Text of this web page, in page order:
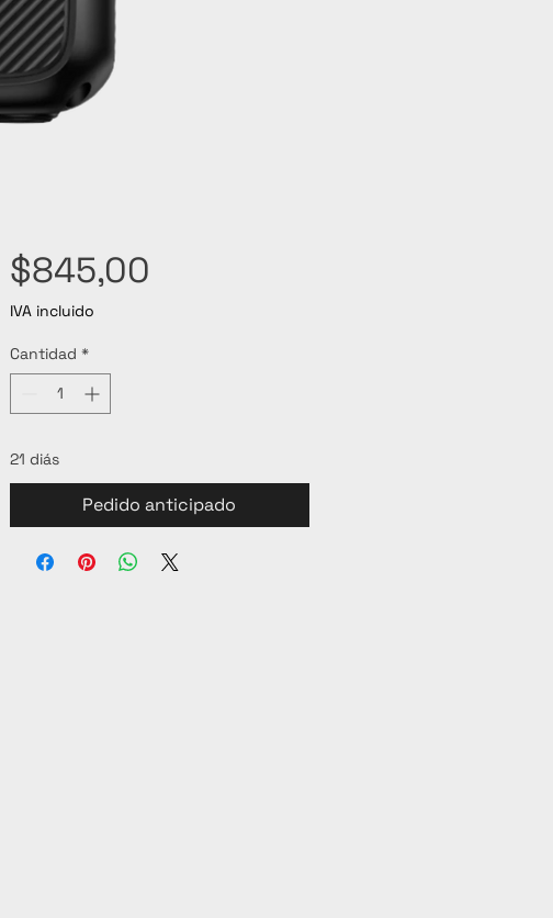
$845,00
IVA incluido
Cantidad *
21 diás
Pedido anticipado